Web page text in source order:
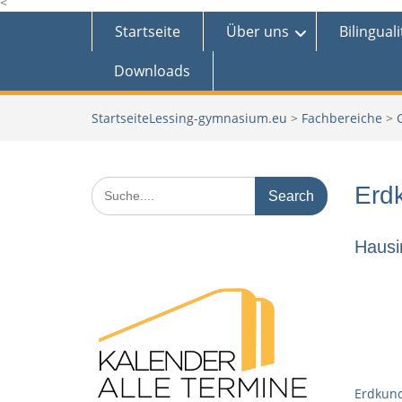
Startseite Über uns
Downloads
Lessing-gymnasium.eu > Fachbereiche >
Search
for: